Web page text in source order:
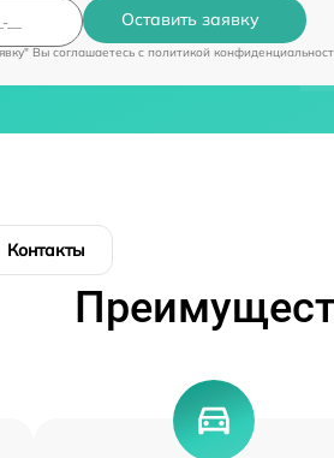
Оставить заявку
Вы соглашаетесь c политикой
Контакты